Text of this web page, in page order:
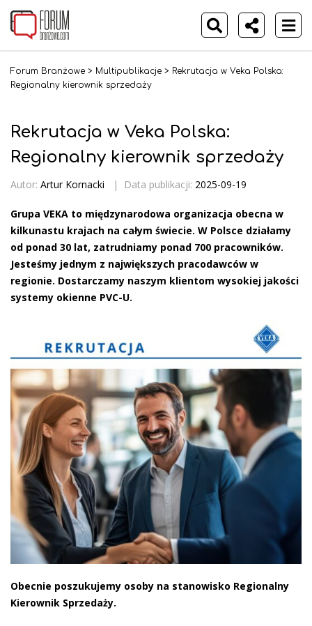
Forum Branżowe > Multipublikacje > Rekrutacja w Veka Polska:
Regionalny kierownik sprzedaży
Rekrutacja w Veka Polska:
Regionalny kierownik sprzedaży
Autor: Artur Kornacki | Data publikacji: 2025-09-19
Grupa VEKA to międzynarodowa organizacja obecna w
kilkunastu krajach na całym świecie. W Polsce działamy
od ponad 30 lat, zatrudniamy ponad 700 pracowników.
Jesteśmy jednym z największych pracodawców w
regionie. Dostarczamy naszym klientom wysokiej jakości
systemy okienne PVC-U.
Obecnie poszukujemy osoby na stanowisko Regionalny
Kierownik Sprzedaży.